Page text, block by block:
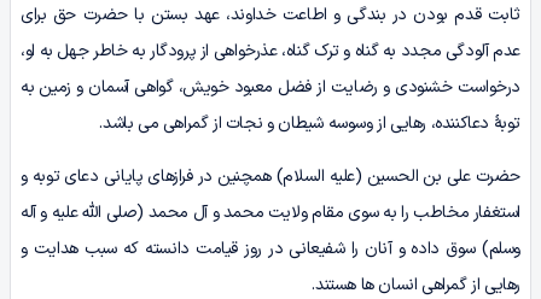
ثابت قدم بودن در بندگی و اطاعت خداوند، عهد بستن با حضرت حق برای
عدم آلودگی مجدد به گناه و ترک گناه، عذرخواهی از پرودگار به خاطر جهل به او،
درخواست خشنودی و رضایت از فضل معبود خویش، گواهی آسمان و زمین به
توبهٔ دعاکننده، رهایی از وسوسه شیطان و نجات از گمراهی می باشد.
حضرت علی بن الحسین (علیه السلام) همچنین در فرازهای پایانی دعای توبه و
استغفار مخاطب را به سوی مقام ولایت محمد و آل محمد (صلی الله علیه و آله
وسلم) سوق داده و آنان را شفیعانی در روز قیامت دانسته که سبب هدایت و
رهایی از گمراهی انسان ها هستند.